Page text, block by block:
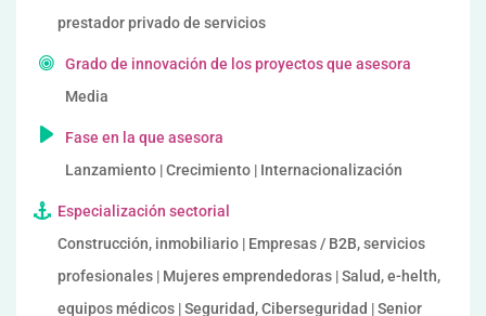
prestador privado de servicios
Grado de innovación de los proyectos que asesora
Media
Fase en la que asesora
Lanzamiento | Crecimiento | Internacionalización
Especialización sectorial
Construcción, inmobiliario | Empresas / B2B, servicios
profesionales | Mujeres emprendedoras | Salud, e-helth,
equipos médicos | Seguridad, Ciberseguridad | Senior